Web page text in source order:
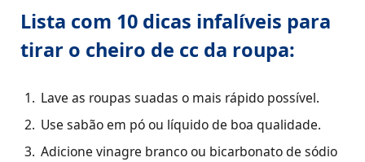
Lista com 10 dicas infalíveis para
tirar o cheiro de cc da roupa:
Lave as roupas suadas o mais rápido possível.
Use sabão em pó ou líquido de boa qualidade.
Adicione vinagre branco ou bicarbonato de sódio